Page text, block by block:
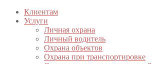
Клиентам
Услуги
Личная охрана
Личный водитель
Охрана объектов
Охрана при транспортировке